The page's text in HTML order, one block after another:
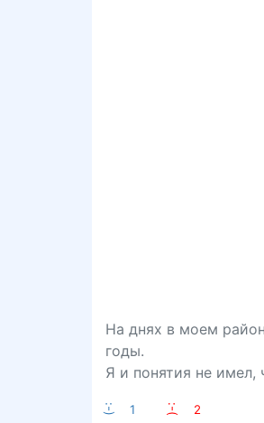
На днях в моем
годы.
Я и понятия не имел,
:-) 1 :-(
2